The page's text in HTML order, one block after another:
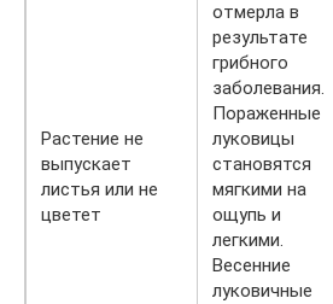
Растение не
выпускает
листья или не
цветет
отмерла в
результате
грибного
заболевания.
Пораженные
луковицы
становятся
мягкими на
ощупь и
легкими.
Весенние
луковичные